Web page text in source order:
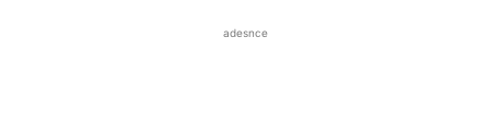
adesnce